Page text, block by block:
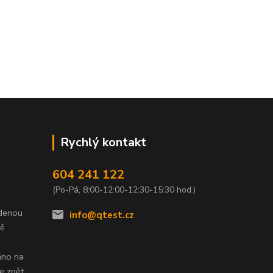
na
Rychlý kontakt
604 241 122
(Po-Pá, 8:00-12:00-12:30-15:30 hod.)
info@qtest.cz